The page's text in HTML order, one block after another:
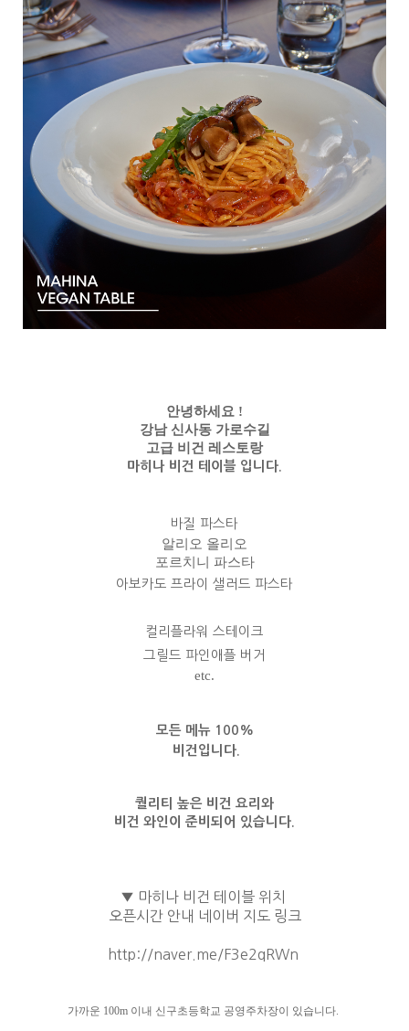
안녕하세요 !
강남 신사동 가로수길
고급 비건 레스토랑
마히나 비건 테이블 입니다.
바질 파스타
알리오 올리오
포르치니 파스타
아보카도 프라이 샐러드 파스타
컬리플라워 스테이크
그릴드 파인애플 버거
etc.
모든 메뉴 100%
비건입니다.
퀄리티 높은 비건 요리와
비건 와인이 준비되어 있습니다.
▼ 마히나 비건 테이블 위치
오픈시간 안내 네이버 지도 링크
http://naver.me/F3e2qRWn
가까운 100m 이내 신구초등학교 공영주차장이 있습니다.